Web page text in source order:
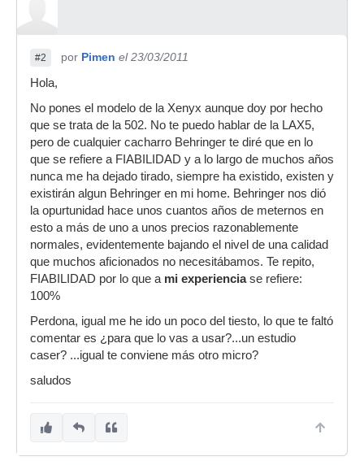
#2 por Pimen el 23/03/2011
Hola,
No pones el modelo de la Xenyx aunque doy por hecho
que se trata de la 502. No te puedo hablar de la LAX5,
pero de cualquier cacharro Behringer te diré que en lo
que se refiere a FIABILIDAD y a lo largo de muchos años
nunca me ha dejado tirado, siempre ha existido, existen y
existirán algun Behringer en mi home. Behringer nos dió
la opurtunidad hace unos cuantos años de meternos en
esto a más de uno a unos precios razonablemente
normales, evidentemente bajando el nivel de una calidad
que muchos aficionados no necesitábamos. Te repito,
FIABILIDAD por lo que a mi experienciase refiere:
100%
Perdona, igual me he ido un poco del tiesto, lo que te faltó
comentar es ¿para que lo vas a usar?...un estudio
caser? ...igual te conviene más otro micro?
saludos